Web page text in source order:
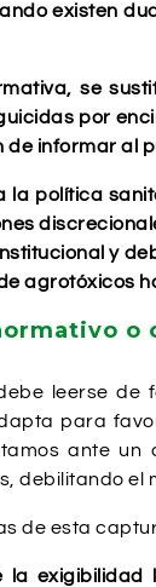
existen
se
por
de informar al
la política
y
agrotóxicos
o
leerse de
para
ante
debilitando el
de esta
la